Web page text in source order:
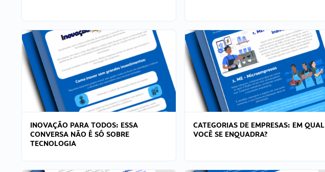
INOVAÇÃO PARA TODOS: ESSA
CONVERSA NÃO É SÓ SOBRE
TECNOLOGIA
CATEGORIAS DE EMPRESAS: EM QUAL
VOCÊ SE ENQUADRA?